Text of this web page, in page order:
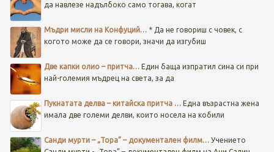
да навлезе надълбоко само тогава, когат
Мъдри мисли на Конфуций… * Да не говориш с човек, с
когото може да се говори, значи да изгубиш
Две капки олио – притча…Един баща изпратил сина си при
най-големия мъдрец на света, за да
Пукнатата делва – китайска притча … Една възрастна жена
имала две големи делви, които носела на кобили
Санди мурти – „Тора” – документален филм…Учението